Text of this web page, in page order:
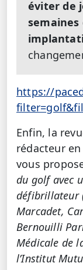
éviter de
https://
Enfin, la
rédacteur
vous
du golf avec
défibrillateur
Marcadet,
Bernouilli
Médicale de
l’Institut